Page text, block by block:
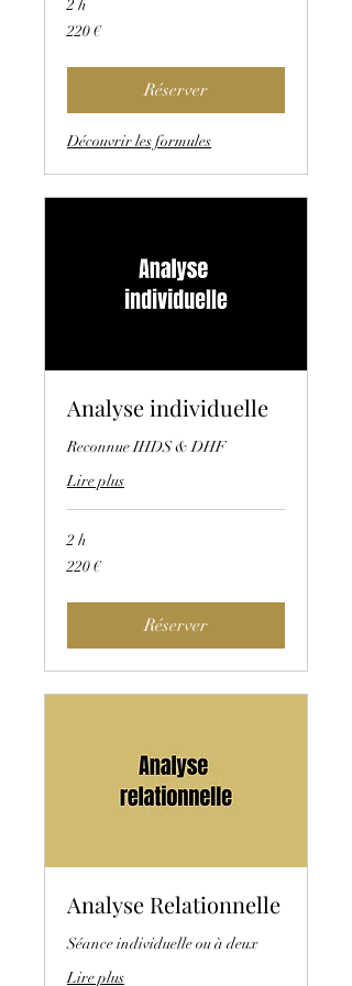
2 h
220
euros
220 €
Réserver
Découvrir les formules
Analyse individuelle
Reconnue IHDS & DHF
Lire plus
2 h
220
euros
220 €
Réserver
Analyse Relationnelle
Séance individuelle ou à deux
Lire plus